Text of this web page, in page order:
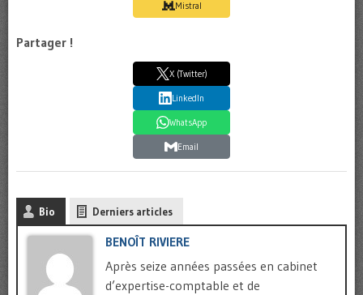
Mistral
Partager !
X (Twitter)
LinkedIn
WhatsApp
Email
Bio Derniers articles
BENOÎT RIVIERE
Après seize années passées en cabinet
d’expertise-comptable et de